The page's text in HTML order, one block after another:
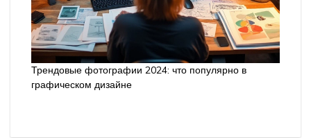
Трендовые фотографии 2024: что популярно в
графическом дизайне